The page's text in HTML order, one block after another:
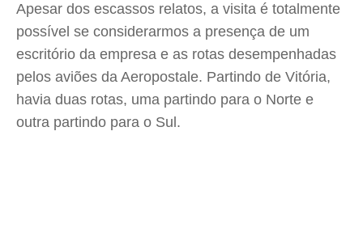
Apesar dos escassos relatos, a visita é totalmente
possível se considerarmos a presença de um
escritório da empresa e as rotas desempenhadas
pelos aviões da Aeropostale. Partindo de Vitória,
havia duas rotas, uma partindo para o Norte e
outra partindo para o Sul.